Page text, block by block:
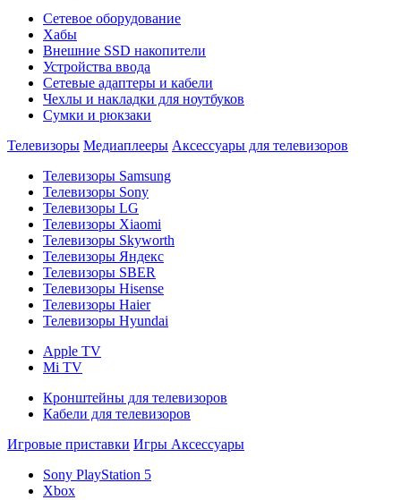
Сетевое оборудование
Хабы
Внешние SSD накопители
Устройства ввода
Сетевые адаптеры и кабели
Чехлы и накладки для ноутбуков
Сумки и рюкзаки
Телевизоры Медиаплееры Аксессуары для телевизоров
Телевизоры Samsung
Телевизоры Sony
Телевизоры LG
Телевизоры Xiaomi
Телевизоры Skyworth
Телевизоры Яндекс
Телевизоры SBER
Телевизоры Hisense
Телевизоры Haier
Телевизоры Hyundai
Apple TV
Mi TV
Кронштейны для телевизоров
Кабели для телевизоров
Игровые приставки Игры Аксессуары
Sony PlayStation 5
Xbox